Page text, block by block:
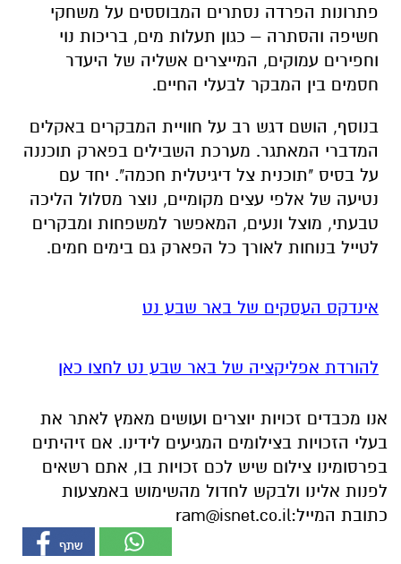
פתרונות הפרדה נסתרים המבוססים על משחקי
חשיפה והסתרה – כגון תעלות מים, בריכות נוי
וחפירים עמוקים, המייצרים אשליה של היעדר
חסמים בין המבקר לבעלי החיים.
בנוסף, הושם דגש רב על חוויית המבקרים באקלים
המדברי המאתגר. מערכת השבילים בפארק תוכננה
על בסיס "תוכנית צל דיגיטלית חכמה". יחד עם
נטיעה של אלפי עצים מקומיים, נוצר מסלול הליכה
טבעתי, מוצל ונעים, המאפשר למשפחות ומבקרים
לטייל בנוחות לאורך כל הפארק גם בימים חמים.
אינדקס העסקים של באר שבע נט
להורדת אפליקציה של באר שבע נט לחצו כאן
אנו מכבדים זכויות יוצרים ועושים מאמץ לאתר את
בעלי הזכויות בצילומים המגיעים לידינו. אם זיהיתים
בפרסומינו צילום שיש לכם זכויות בו, אתם רשאים
לפנות אלינו ולבקש לחדול מהשימוש באמצעות
כתובת המייל:ram@isnet.co.il